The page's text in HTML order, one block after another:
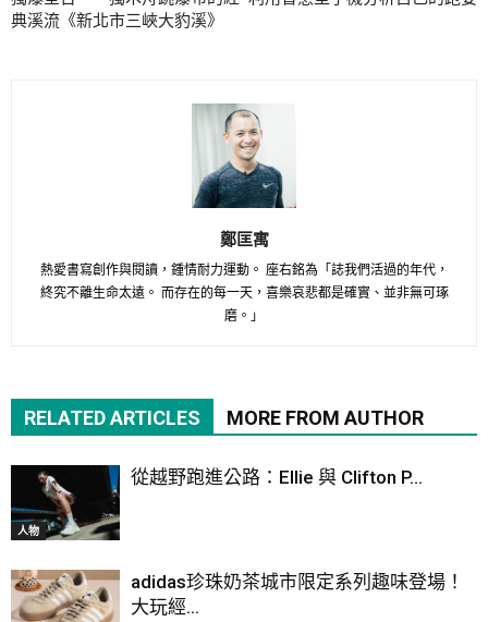
典溪流《新北市三峽大豹溪》
鄭匡寓
熱愛書寫創作與閱讀，鍾情耐力運動。 座右銘為「誌我們活過的年代，
終究不離生命太遠。 而存在的每一天，喜樂哀悲都是確實、並非無可琢
磨。」
RELATED ARTICLES MORE FROM AUTHOR
人物
從越野跑進公路：Ellie 與 Clifton P...
adidas珍珠奶茶城市限定系列趣味登場！
大玩經...